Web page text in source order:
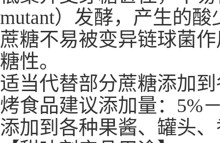
mutant）发酵，产生的
蔗糖不易被变异链球菌
糖性。
适当代替部分蔗糖添加
烤食品建议添加量：5%
添加到各种果酱、罐头